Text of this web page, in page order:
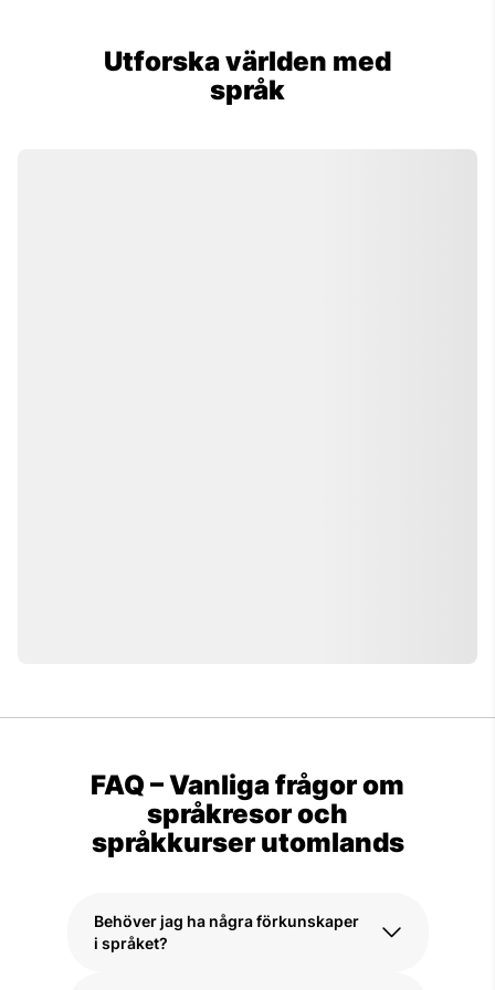
Utforska världen med
språk
FAQ – Vanliga frågor om
språkresor och
språkkurser utomlands
Behöver jag ha några förkunskaper
i språket?